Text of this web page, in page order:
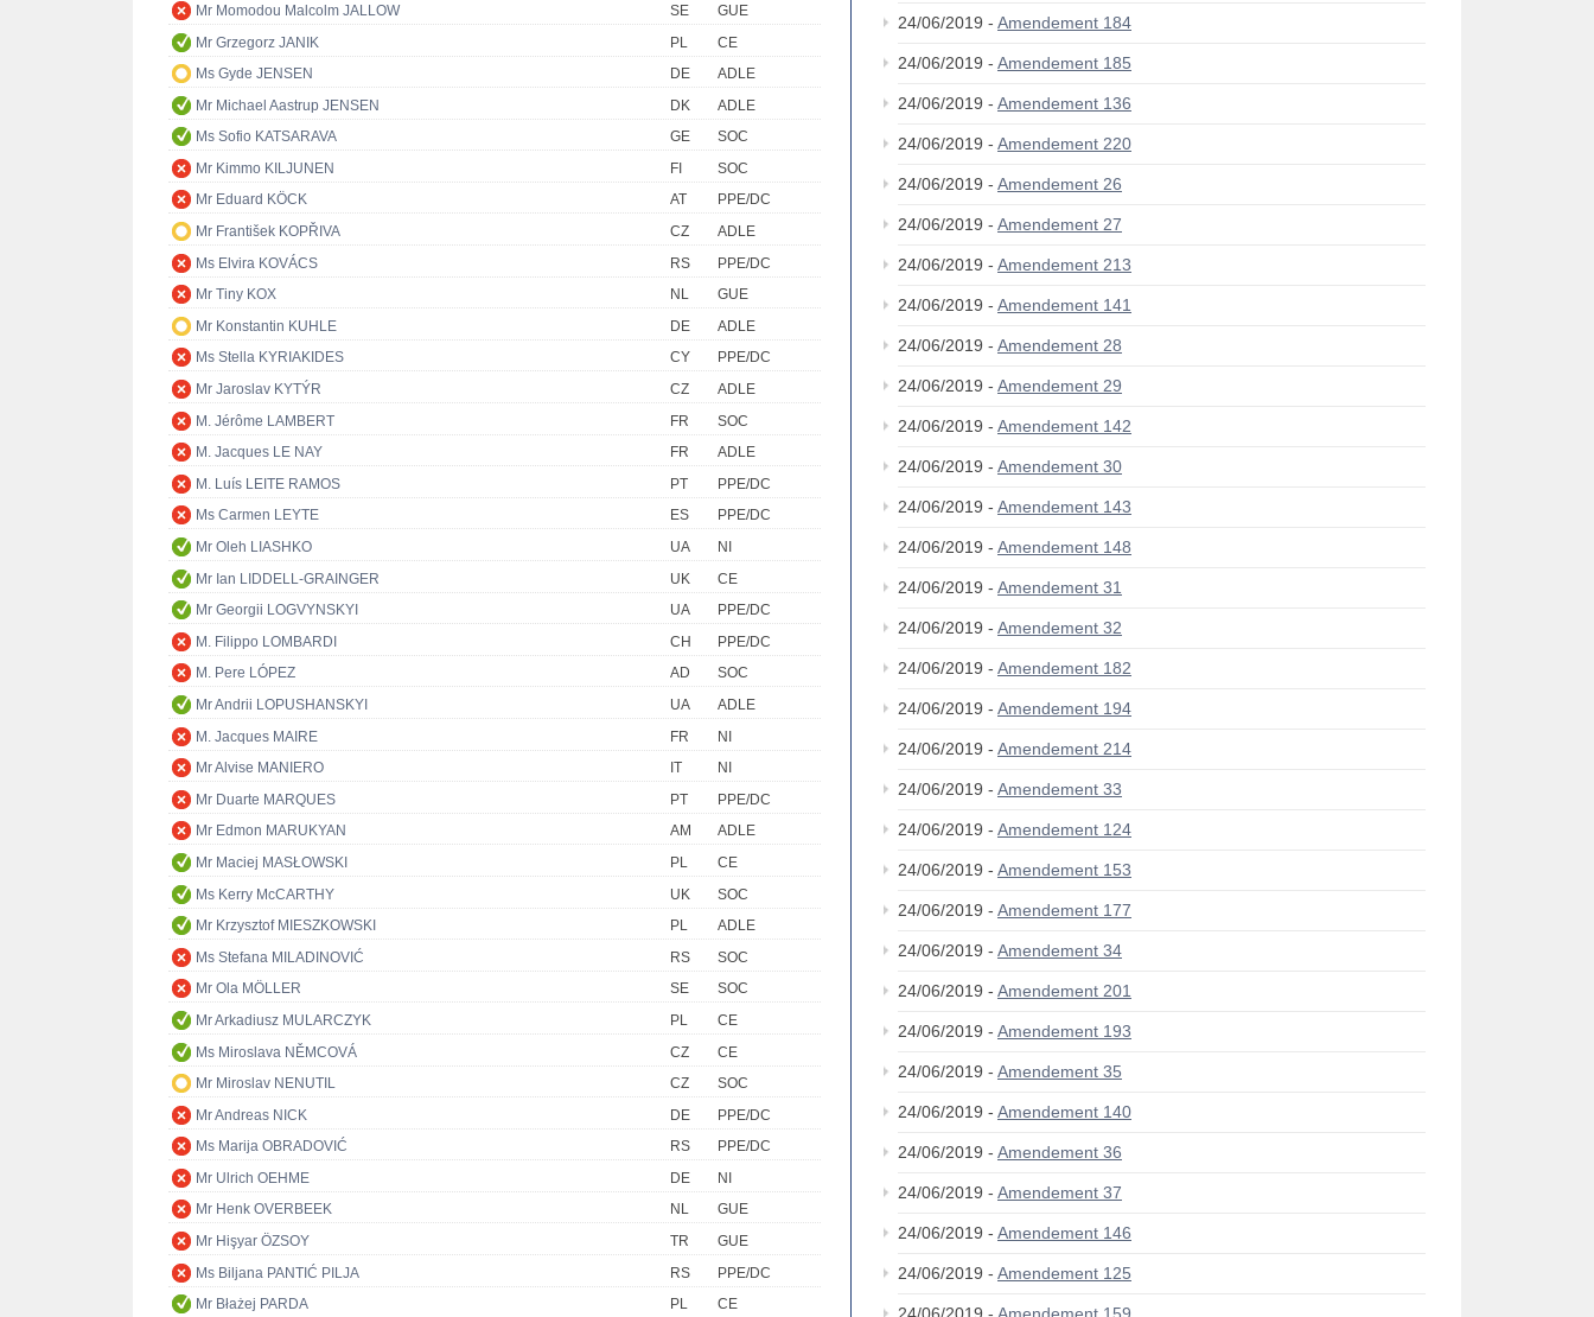
Mr Momodou Malcolm JALLOW
SE
GUE
Mr Grzegorz JANIK
PL
CE
Ms Gyde JENSEN
DE
ADLE
Mr Michael Aastrup JENSEN
DK
ADLE
Ms Sofio KATSARAVA
GE
SOC
Mr Kimmo KILJUNEN
FI
SOC
Mr Eduard KÖCK
AT
PPE/DC
Mr František KOPŘIVA
CZ
ADLE
Ms Elvira KOVÁCS
RS
PPE/DC
Mr Tiny KOX
NL
GUE
Mr Konstantin KUHLE
DE
ADLE
Ms Stella KYRIAKIDES
CY
PPE/DC
Mr Jaroslav KYTÝR
CZ
ADLE
M. Jérôme LAMBERT
FR
SOC
M. Jacques LE NAY
FR
ADLE
M. Luís LEITE RAMOS
PT
PPE/DC
Ms Carmen LEYTE
ES
PPE/DC
Mr Oleh LIASHKO
UA
NI
Mr Ian LIDDELL-GRAINGER
UK
CE
Mr Georgii LOGVYNSKYI
UA
PPE/DC
M. Filippo LOMBARDI
CH
PPE/DC
M. Pere LÓPEZ
AD
SOC
Mr Andrii LOPUSHANSKYI
UA
ADLE
M. Jacques MAIRE
FR
NI
Mr Alvise MANIERO
IT
NI
Mr Duarte MARQUES
PT
PPE/DC
Mr Edmon MARUKYAN
AM
ADLE
Mr Maciej MASŁOWSKI
PL
CE
Ms Kerry McCARTHY
UK
SOC
Mr Krzysztof MIESZKOWSKI
PL
ADLE
Ms Stefana MILADINOVIĆ
RS
SOC
Mr Ola MÖLLER
SE
SOC
Mr Arkadiusz MULARCZYK
PL
CE
Ms Miroslava NĚMCOVÁ
CZ
CE
Mr Miroslav NENUTIL
CZ
SOC
Mr Andreas NICK
DE
PPE/DC
Ms Marija OBRADOVIĆ
RS
PPE/DC
Mr Ulrich OEHME
DE
NI
Mr Henk OVERBEEK
NL
GUE
Mr Hişyar ÖZSOY
TR
GUE
Ms Biljana PANTIĆ PILJA
RS
PPE/DC
Mr Błażej PARDA
PL CE
24/06/2019 - Amendement 184
24/06/2019 - Amendement 185
24/06/2019 - Amendement 136
24/06/2019 - Amendement 220
24/06/2019 - Amendement 26
24/06/2019 - Amendement 27
24/06/2019 - Amendement 213
24/06/2019 - Amendement 141
24/06/2019 - Amendement 28
24/06/2019 - Amendement 29
24/06/2019 - Amendement 142
24/06/2019 - Amendement 30
24/06/2019 - Amendement 143
24/06/2019 - Amendement 148
24/06/2019 - Amendement 31
24/06/2019 - Amendement 32
24/06/2019 - Amendement 182
24/06/2019 - Amendement 194
24/06/2019 - Amendement 214
24/06/2019 - Amendement 33
24/06/2019 - Amendement 124
24/06/2019 - Amendement 153
24/06/2019 - Amendement 177
24/06/2019 - Amendement 34
24/06/2019 - Amendement 201
24/06/2019 - Amendement 193
24/06/2019 - Amendement 35
24/06/2019 - Amendement 140
24/06/2019 - Amendement 36
24/06/2019 - Amendement 37
24/06/2019 - Amendement 146
24/06/2019 - Amendement 125